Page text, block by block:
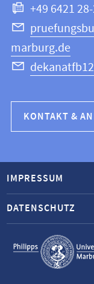
+49 6421
marburg.de
KONTAKT &
Service-
Navigation
IMPRESSUM
DATENSCHUTZ